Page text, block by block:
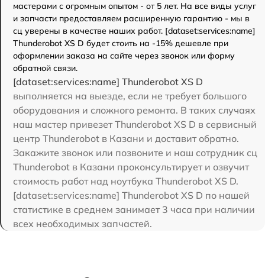
мастерами с огромным опытом - от 5 лет. На все виды услуг
и запчасти предоставляем расширенную гарантию - мы в
сц уверены в качестве наших работ. [dataset:services:name]
Thunderobot XS D будет стоить на -15% дешевле при
оформлении заказа на сайте через звонок или форму
обратной связи.
[dataset:services:name] Thunderobot XS D
выполняется на выезде, если не требует большого
оборудования и сложного ремонта. В таких случаях
наш мастер привезет Thunderobot XS D в сервисный
центр Thunderobot в Казани и доставит обратно.
Закажите звонок или позвоните и наш сотрудник сц
Thunderobot в Казани проконсультирует и озвучит
стоимость работ над ноутбука Thunderobot XS D.
[dataset:services:name] Thunderobot XS D по нашей
статистике в среднем занимает 3 часа при наличии
всех необходимых запчастей.